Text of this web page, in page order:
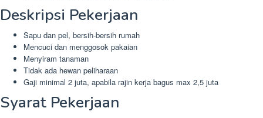
Deskripsi Pekerjaan
Sapu dan pel, bersih-bersih rumah
Mencuci dan menggosok pakaian
Menyiram tanaman
Tidak ada hewan peliharaan
Gaji minimal 2 juta, apabila rajin kerja bagus max 2,5 juta
Syarat Pekerjaan